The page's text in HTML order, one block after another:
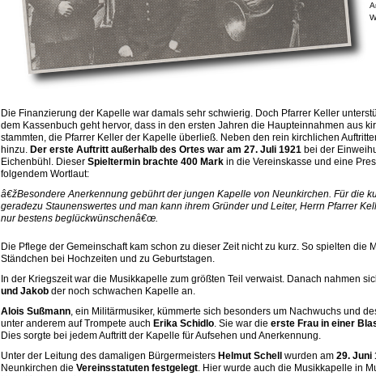
Die Finanzierung der Kapelle war damals sehr schwierig. Doch Pfarrer Keller
dem Kassenbuch geht hervor, dass in den ersten Jahren die Haupteinnahmen aus
stammten, die Pfarrer Keller der Kapelle überließ. Neben den rein kirchlichen
hinzu. Der erste Auftritt außerhalb des Ortes war am 27. Juli 1921 bei der
Eichenbühl. Dieser Spieltermin brachte 400 Mark in die Vereinskasse und eine
folgendem Wortlaut:
â€žBesondere Anerkennung gebührt der jungen Kapelle von Neunkirchen. Für die
geradezu Staunenswertes und man kann ihrem Gründer und Leiter, Herrn Pfarrer
nur bestens beglückwünschenâ€œ.
Die Pflege der Gemeinschaft kam schon zu dieser Zeit nicht zu kurz. So spielten die
Ständchen bei Hochzeiten und zu Geburtstagen.
In der Kriegszeit war die Musikkapelle zum größten Teil verwaist. Danach nahmen
und Jakob der noch schwachen Kapelle an.
Alois Sußmann, ein Militärmusiker, kümmerte sich besonders um Nachwuchs und
unter anderem auf Trompete auch Erika Schidlo. Sie war die erste Frau in einer
Dies sorgte bei jedem Auftritt der Kapelle für Aufsehen und Anerkennung.
Unter der Leitung des damaligen Bürgermeisters Helmut Schell wurden am 29. Juni
Neunkirchen die Vereinsstatuten festgelegt. Hier wurde auch die Musikkapelle in